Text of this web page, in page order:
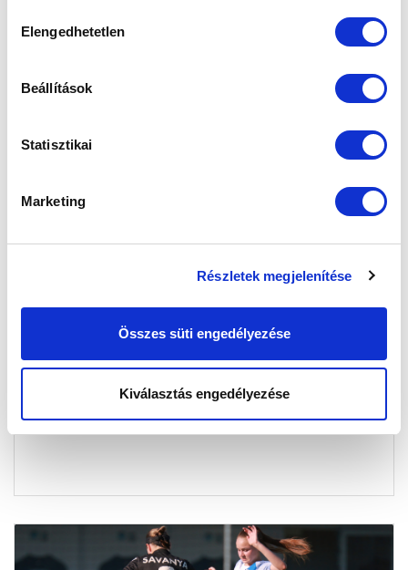
kiválasztása
Elengedhetetlen
Beállítások
Statisztikai
Marketing
Részletek megjelenítése
Összes süti engedélyezése
Kiválasztás engedélyezése
LÁZÁR BENJÁMIN: “NEM ADJUK FEL”
2026-05-24 15:06:00
Így értékelte vezetőedzőnk az ETO FC elleni bronzcsata